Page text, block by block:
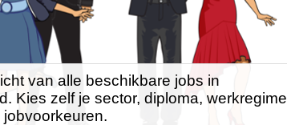
van alle beschikbare jobs in
Kies zelf je sector, diploma, werkregime